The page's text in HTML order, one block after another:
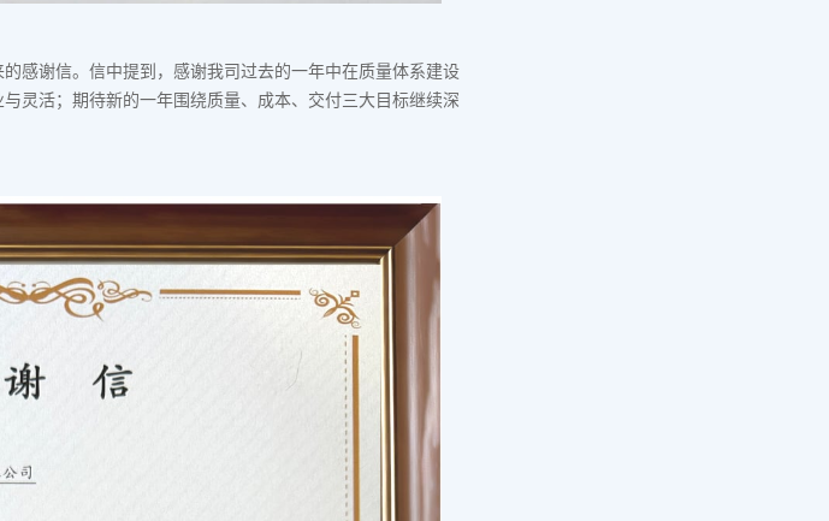
感谢信。信中提到，感谢我司过去的一年中在质量体系建设
灵活；期待新的一年围绕质量、成本、交付三大目标继续深